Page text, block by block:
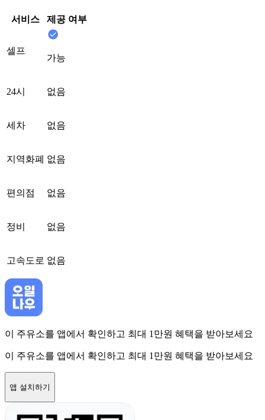
서비스 제공 여부
셀프
가능
24시 없음
세차 없음
지역화폐 없음
편의점 없음
정비 없음
고속도로 없음
이 주유소를 앱에서 확인하고 최대 1만원 혜택을 받아보세요
이 주유소를 앱에서 확인하고 최대 1만원 혜택을 받아보세요
앱 설치하기